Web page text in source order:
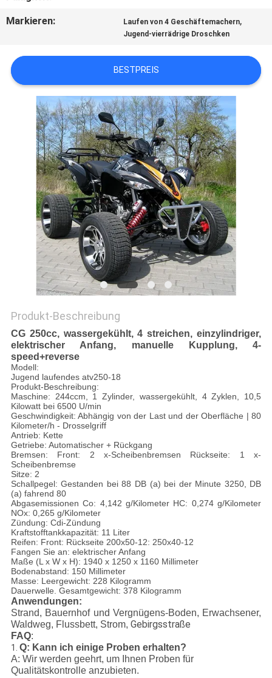
SIE
EIN
ZITAT
SITEMAP
DATENSCHUTZRICHTLINIE
Markieren: Laufen von 4 Geschäftemachern,
Jugend-vierrädrige Droschken
BESTPREIS
Produkt-Beschreibung
CG 250cc, wassergekühlt, 4 streichen, einzylindriger,
elektrischer Anfang, manuelle Kupplung, 4-
speed+reverse
Modell:
Jugend laufendes atv250-18
Produkt-Beschreibung:
Maschine: 244ccm, 1 Zylinder, wassergekühlt, 4 Zyklen, 10,5
Kilowatt bei 6500 U/min
Geschwindigkeit: Abhängig von der Last und der Oberfläche | 80
Kilometer/h - Drosselgriff
Antrieb: Kette
Getriebe: Automatischer + Rückgang
Bremsen: Front: 2 x-Scheibenbremsen Rückseite: 1 x-
Scheibenbremse
Sitze: 2
Schallpegel: Gestanden bei 88 DB (a) bei der Minute 3250, DB
(a) fahrend 80
Abgasemissionen Co: 4,142 g/Kilometer HC: 0,274 g/Kilometer
NOx: 0,265 g/Kilometer
Zündung: Cdi-Zündung
Kraftstofftankkapazität: 11 Liter
Reifen: Front: Rückseite 200x50-12: 250x40-12
Fangen Sie an: elektrischer Anfang
Maße (L x W x H): 1940 x 1250 x 1160 Millimeter
Bodenabstand: 150 Millimeter
Masse: Leergewicht: 228 Kilogramm
Dauerwelle. Gesamtgewicht: 378 Kilogramm
Anwendungen:
Strand, Bauernhof und Vergnügens-Boden, Erwachsener,
Waldweg, Flussbett, Strom, Gebirgsstraße
FAQ:
1. Q: Kann ich einige Proben erhalten?
A: Wir werden geehrt, um Ihnen Proben für
Qualitätskontrolle anzubieten.